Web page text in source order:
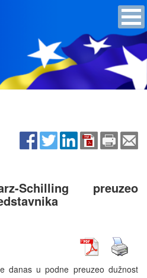
Schilling preuzeo
danas u podne preuzeo dužnost